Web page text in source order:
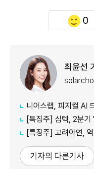
0
최윤선
니어스랩, 피지컬 AI 드론 앞
[특징주] 심텍, 2분기 '깜짝
[특징주] 고려아연,
기자의 다른기사